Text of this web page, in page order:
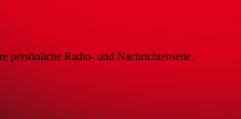
persönliche Radio- und Nachrichtenseite.